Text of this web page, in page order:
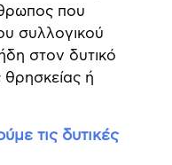
που
συλλογικού
στον δυτικό
ή
τις δυτικές